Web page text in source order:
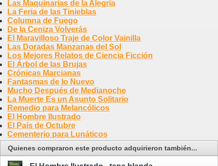
Las Maquinarias de la Alegría
La Feria de las Tinieblas
Columna de Fuego
De la Ceniza Volverás
El Maravilloso Traje de Color Vainilla
Las Doradas Manzanas del Sol
Los Mejores Relatos de Ciencia Ficción
El Árbol de las Brujas
Crónicas Marcianas
Fantasmas de lo Nuevo
Mucho Después de Medianoche
La Muerte Es un Asunto Solitario
Remedio para Melancólicos
El Hombre Ilustrado
El País de Octubre
Cementerio para Lunáticos
Quienes compraron este producto adquirieron también...